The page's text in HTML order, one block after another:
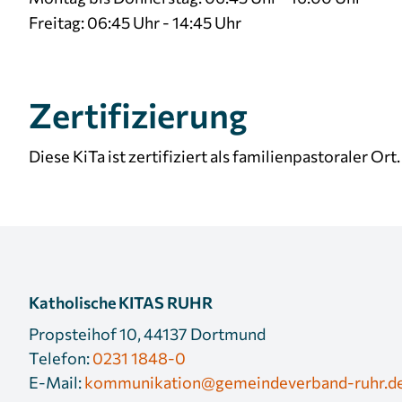
Freitag: 06:45 Uhr - 14:45 Uhr
Zertifizierung
Diese KiTa ist zertifiziert als familienpastoraler Ort.
Katholische KITAS RUHR
Propsteihof 10, 44137 Dortmund
Telefon:0231 1848-0
E-Mail:kommunikation@gemeindeverband-